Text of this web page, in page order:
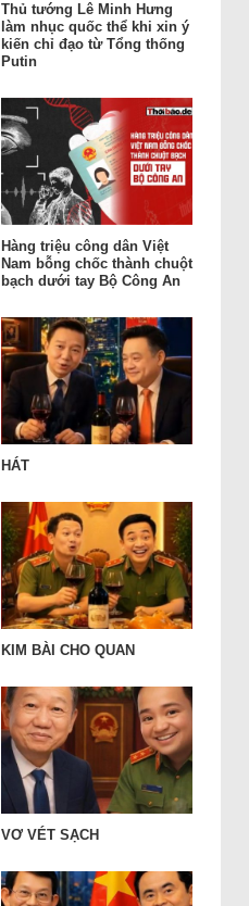
Thủ tướng Lê Minh Hưng
làm nhục quốc thể khi xin ý
kiến chỉ đạo từ Tổng thống
Putin
Hàng triệu công dân Việt
Nam bỗng chốc thành chuột
bạch dưới tay Bộ Công An
HÁT
KIM BÀI CHO QUAN
VƠ VÉT SẠCH